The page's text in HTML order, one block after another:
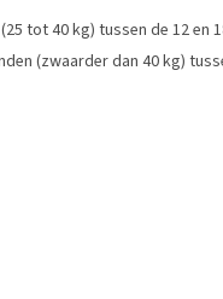
tot 40 kg) tussen de 12 en
(zwaarder dan 40 kg)